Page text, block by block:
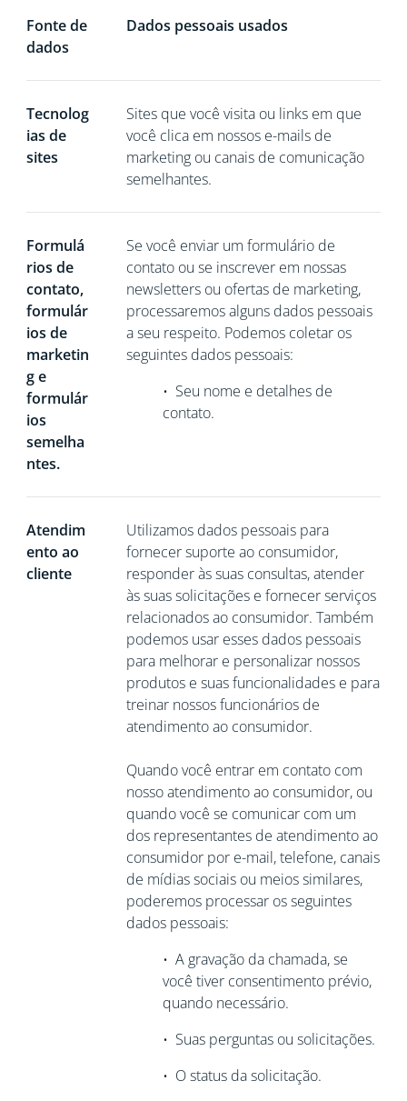
Fonte de
dados
Dados pessoais usados
Tecnolog
ias de
sites
Sites que você visita ou links em que
você clica em nossos e-mails de
marketing ou canais de comunicação
semelhantes.
Formulá
rios de
contato,
formulár
ios de
marketin
g e
formulár
ios
semelha
ntes.
Se você enviar um formulário de
contato ou se inscrever em nossas
newsletters ou ofertas de marketing,
processaremos alguns dados pessoais
a seu respeito. Podemos coletar os
seguintes dados pessoais:
• Seu nome e detalhes de
contato.
Atendim
ento ao
cliente
Utilizamos dados pessoais para
fornecer suporte ao consumidor,
responder às suas consultas, atender
às suas solicitações e fornecer serviços
relacionados ao consumidor. Também
podemos usar esses dados pessoais
para melhorar e personalizar nossos
produtos e suas funcionalidades e para
treinar nossos funcionários de
atendimento ao consumidor.
Quando você entrar em contato com
nosso atendimento ao consumidor, ou
quando você se comunicar com um
dos representantes de atendimento ao
consumidor por e-mail, telefone, canais
de mídias sociais ou meios similares,
poderemos processar os seguintes
dados pessoais:
• A gravação da chamada, se
você tiver consentimento prévio,
quando necessário.
• Suas perguntas ou solicitações.
• O status da solicitação.